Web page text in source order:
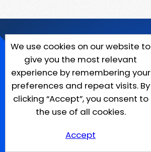
We use cookies on our website to
give you the most relevant
experience by remembering your
preferences and repeat visits. By
clicking “Accept”, you consent to
the use of all cookies.
Accept